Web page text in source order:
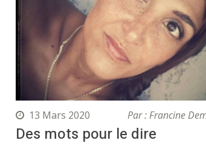
13 Mars 2020 Par : Francine
Des mots pour le dire